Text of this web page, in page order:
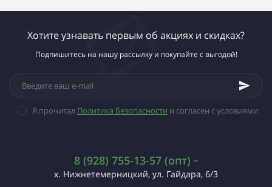
Хотите узнавать первым об акциях и скидках?
Подпишитесь на нашу рассылку и покупайте с выгодой!
Я прочитал Политика Безопасности и согласен с условиями
8 (928) 755-13-57 (опт)
х. Нижнетемерницкий, ул. Гайдара, 6/3